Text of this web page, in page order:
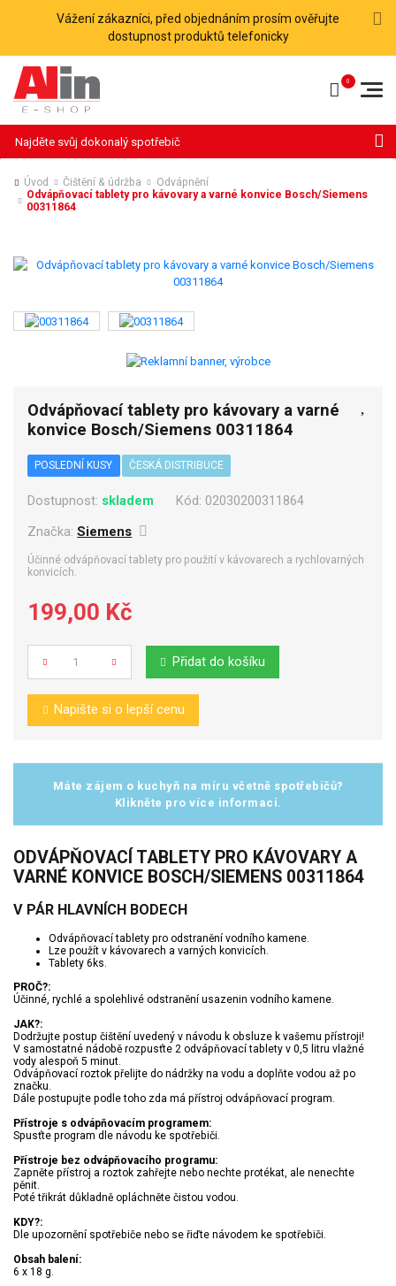
Vážení zákazníci, před objednáním prosím ověřujte
dostupnost produktů telefonicky
Úvod Čištění & údržba
Odvápnění
Odvápňovací tablety pro kávovary a varné konvice Bosch/Siemens
00311864
Odvápňovací tablety pro kávovary a varné
konvice Bosch/Siemens 00311864
POSLEDNÍ KUSY ČESKÁ DISTRIBUCE
Dostupnost: skladem Kód: 02030200311864
Značka:Siemens
Účinné odvápňovací tablety pro použití v kávovarech a rychlovarných
konvicích.
199,00 Kč
Počet Přidat do košíku
Napište si o lepší cenu
Máte zájem o kuchyň na míru včetně spotřebičů?
Klikněte pro více informací.
ODVÁPŇOVACÍ TABLETY PRO KÁVOVARY A
VARNÉ KONVICE BOSCH/SIEMENS 00311864
V PÁR HLAVNÍCH BODECH
Odvápňovací tablety pro odstranění vodního kamene.
Lze použít v kávovarech a varných konvicích.
Tablety 6ks.
PROČ?:
Účinné, rychlé a spolehlivé odstranění usazenin vodního kamene.
JAK?:
Dodržujte postup čištění uvedený v návodu k obsluze k vašemu přístroji!
V samostatné nádobě rozpusťte 2 odvápňovací tablety v 0,5 litru vlažné
vody alespoň 5 minut.
Odvápňovací roztok přelijte do nádržky na vodu a doplňte vodou až po
značku.
Dále postupujte podle toho zda má přístroj odvápňovací program.
Přístroje s odvápňovacím programem:
Spusťte program dle návodu ke spotřebiči.
Přístroje bez odvápňovacího programu:
Zapněte přístroj a roztok zahřejte nebo nechte protékat, ale nenechte
pěnit.
Poté třikrát důkladně opláchněte čistou vodou.
KDY?:
Dle upozornění spotřebiče nebo se řiďte návodem ke spotřebiči.
Obsah balení:
6 x 18 g.